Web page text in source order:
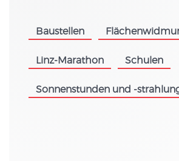
Baustellen
Linz-Marathon Schulen
Sonnenstunden und -